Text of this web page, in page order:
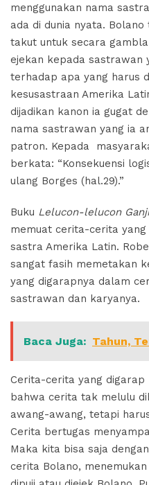
menggunakan nama
ada di dunia nyata.
takut untuk secara
ejekan kepada sastrawan
terhadap apa yang harus
kesusastraan Amerika
dijadikan kanon ia gugat
nama sastrawan yang ia
patron. Kepada
berkata: “Konsekuensi
ulang Borges (hal.29).”
Buku Lelucon-lelucon
memuat cerita-cerita yang
sastra Amerika Latin.
sangat fasih memetakan
yang digarapnya dalam
sastrawan dan karyanya.
Baca Juga: Tahun,
Cerita-cerita yang
bahwa cerita tak melulu
awang-awang, tetapi
Cerita bertugas
Maka kita bisa saja
cerita Bolano,